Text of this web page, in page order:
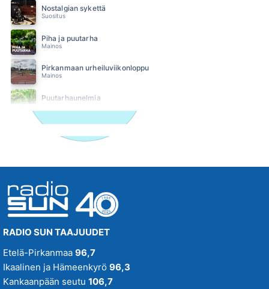
Nostalgian sykettä
Suositus
Piha ja puutarha
Mainos
Pirkanmaan urheiluviikonloppu
Mainos
Puutarhaunelmia
SUN Keskipäivä
SUN Kesä
Suositus
SUN Suosikit TOP 20
Osallistu - Suositus
RADIO SUN TAAJUUDET
Etelä-Pirkanmaa 96,7
Ikaalinen ja Hämeenkyrö 96,3
Kankaanpään seutu 106,7